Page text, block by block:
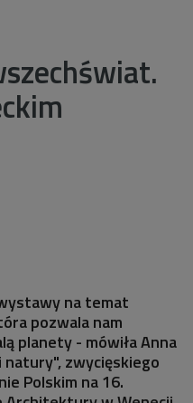
na temat
pozwala nam
planety - mówiła Anna
zwycięskiego
Polskim na 16.